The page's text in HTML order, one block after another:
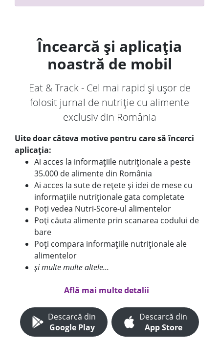
Încearcă și aplicația
noastră de mobil
Eat & Track - Cel mai rapid și ușor de
folosit jurnal de nutriție cu alimente
exclusiv din România
Uite doar câteva motive pentru care să încerci
aplicația:
Ai acces la informațiile nutriționale a peste
35.000 de alimente din România
Ai acces la sute de rețete și idei de mese cu
informațiile nutriționale gata completate
Poți vedea Nutri-Score-ul alimentelor
Poți căuta alimente prin scanarea codului de
bare
Poți compara informațiile nutriționale ale
alimentelor
și multe multe altele...
Află mai multe detalii
Descarcă din
Google Play
Descarcă din
App Store